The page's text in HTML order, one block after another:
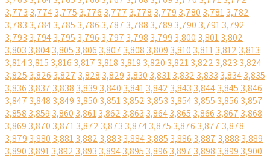
3,773 3,7743,775 3,776 3,777 3,778 3,779 3,780 3,7813,782
3,783 3,7843,785 3,786 3,787 3,788 3,789 3,790 3,7913,792
3,793 3,7943,795 3,796 3,797 3,798 3,799 3,800 3,8013,802
3,803 3,8043,805 3,806 3,807 3,808 3,809 3,810 3,8113,812 3,813
3,8143,815 3,816 3,817 3,818 3,819 3,820 3,8213,822 3,823 3,824
3,825 3,826 3,827 3,828 3,829 3,830 3,8313,832 3,833 3,8343,835
3,836 3,837 3,838 3,839 3,840 3,8413,842 3,843 3,8443,845 3,846
3,847 3,848 3,849 3,850 3,8513,852 3,853 3,8543,855 3,856 3,857
3,858 3,859 3,860 3,8613,862 3,863 3,8643,865 3,866 3,867 3,868
3,869 3,870 3,8713,872 3,873 3,8743,875 3,876 3,877 3,878
3,879 3,880 3,8813,882 3,883 3,8843,885 3,886 3,887 3,888 3,889
3,890 3,8913,892 3,893 3,8943,895 3,896 3,897 3,898 3,899 3,900